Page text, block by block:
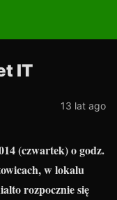
IT
13 lat ago
(czwartek) o godz.
w lokalu
rozpocznie się